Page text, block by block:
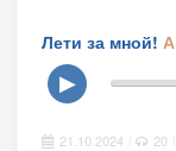
Лети за мной!
▶
21.10.2024 20